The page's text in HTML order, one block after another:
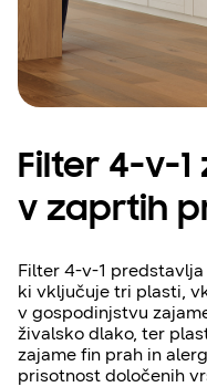
Filter 4-v-
v zaprtih
Filter 4-v-1
ki vključuje tri plasti,
v gospodinjstvu
živalsko dlako, ter
zajame fin prah in
prisotnost določenih